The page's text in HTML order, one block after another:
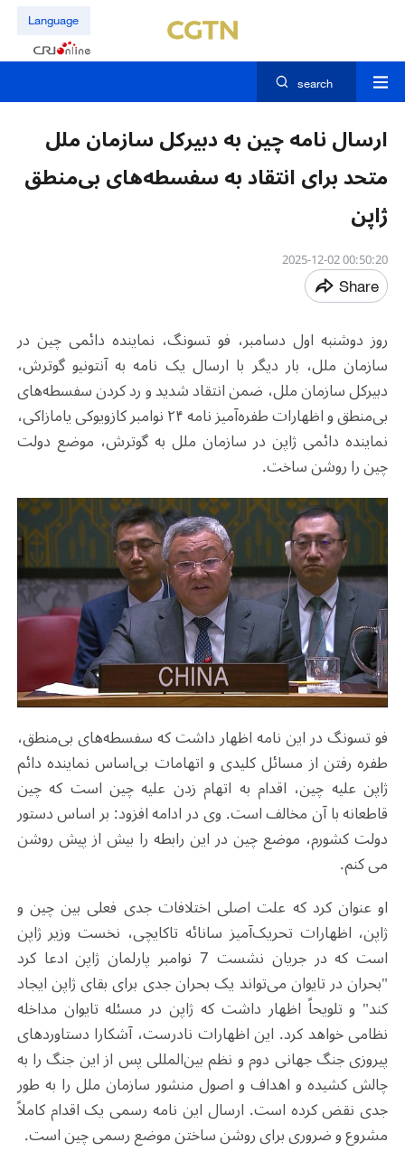
Language
search
ارسال نامه چین به دبیرکل سازمان ملل
متحد برای انتقاد به سفسطه‌های بی‌منطق
ژاپن
00:50:20 2025-12-02
Share
روز دوشنبه اول دسامبر، فو تسونگ، نماینده دائمی چین در
سازمان ملل، بار دیگر با ارسال یک نامه به آنتونیو گوترش،
دبیرکل سازمان ملل، ضمن انتقاد شدید و رد کردن سفسطه‌های
بی‌منطق و اظهارات طفره‌آمیز نامه ۲۴ نوامبر کازویوکی یامازاکی،
نماینده دائمی ژاپن در سازمان ملل به گوترش، موضع دولت
چین را روشن ساخت.
فو تسونگ در این نامه اظهار داشت که سفسطه‌های بی‌منطق،
طفره رفتن از مسائل کلیدی و اتهامات بی‌اساس نماینده دائم
ژاپن علیه چین، اقدام به اتهام زدن علیه چین است که چین
قاطعانه با آن مخالف است. وی در ادامه افزود: بر اساس دستور
دولت کشورم، موضع چین در این رابطه را بیش از پیش روشن
می کنم.
او عنوان کرد که علت اصلی اختلافات جدی فعلی بین چین و
ژاپن، اظهارات تحریک‌آمیز سانائه تاکایچی، نخست وزیر ژاپن
است که در جریان نشست 7 نوامبر پارلمان ژاپن ادعا کرد
"بحران در تایوان می‌تواند یک بحران جدی برای بقای ژاپن ایجاد
کند" و تلویحاً اظهار داشت که ژاپن در مسئله تایوان مداخله
نظامی خواهد کرد. این اظهارات نادرست، آشکارا دستاوردهای
پیروزی جنگ جهانی دوم و نظم بین‌المللی پس از این جنگ را به
چالش کشیده و اهداف و اصول منشور سازمان ملل را به طور
جدی نقض کرده است. ارسال این نامه رسمی یک اقدام کاملاً
مشروع و ضروری برای روشن ساختن موضع رسمی چین است.